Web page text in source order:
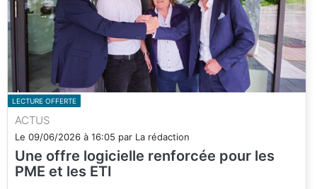
LECTURE OFFERTE
ACTUS
Le 09/06/2026 à 16:05 par La rédaction
Une offre logicielle renforcée pour les
PME et les ETI